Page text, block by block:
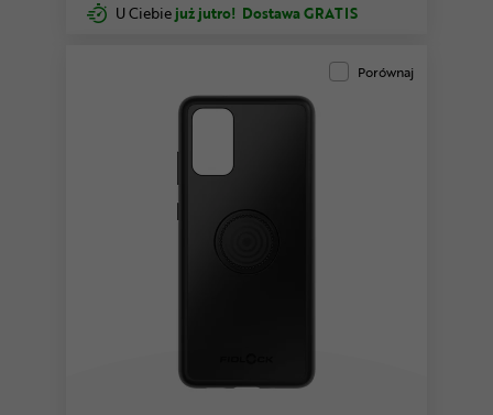
U Ciebie już jutro! Dostawa GRATIS
Porównaj